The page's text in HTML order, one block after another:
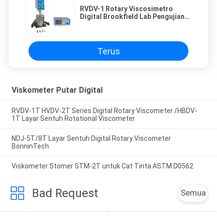
RVDV-1 Rotary Viscosimetro
Digital Brookfield Lab Pengujian
Terus
Viskometer Putar Digital
RVDV-1T HVDV-2T Series Digital Rotary Viscometer /HBDV-
1T Layar Sentuh Rotational Viscometer
NDJ-5T/8T Layar Sentuh Digital Rotary Viscometer
BonninTech
Viskometer Stomer STM-2T untuk Cat Tinta ASTM D0562
Bad Request Semua